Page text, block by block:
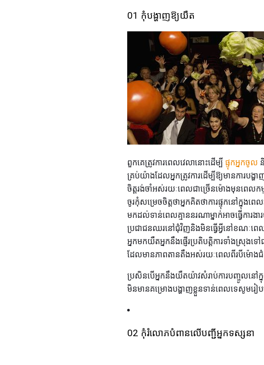
01 កុំបង្ហាញឱ្យយឺត
ពួកគេត្រូវការពេលវេលានោះដើម្បី ផ្ទុកអ្នកចូល
គ្រប់យ៉ាងដែលអ្នកត្រូវការដើម្បីឱ្យមានការបង្ហ
ចិត្តរង់ចាំអស់រយៈពេលជាច្រើនម៉ោងមុនពេលកម្ម
ចូរកុំសម្រេចចិត្តថាអ្នកគិតថាការផ្ទុកនៅក្នុង
មកដល់ទាន់ពេលគ្មាននរណាម្នាក់អាចធ្វើការ
ប្រជាជនឈរនៅជុំវិញនិងមិនធ្វើអ្វីនៅខណៈព
អ្នកមកយឺតអ្នកនឹងផ្ញើរប្រតិបត្ដិការទាំងស្រុងទ
ដែលមានភាពតានតឹងអស់រយៈពេលពីរបីម៉
ប្រសិនបើអ្នកនឹងយឺតយ៉ាវសំរាប់ការបញ្ចូលនៅក្
មិនមានគម្រោងបង្ហាញខ្លួនទាន់ពេលទេសូមរៀប
02 កុំរំលោភបំពានលើបញ្ជីអ្នកទស្សនា